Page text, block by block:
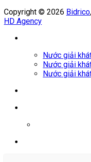
Copyright © 2026 Bidrico
HD Agency
Nước giải
Nước giải
Nước giải